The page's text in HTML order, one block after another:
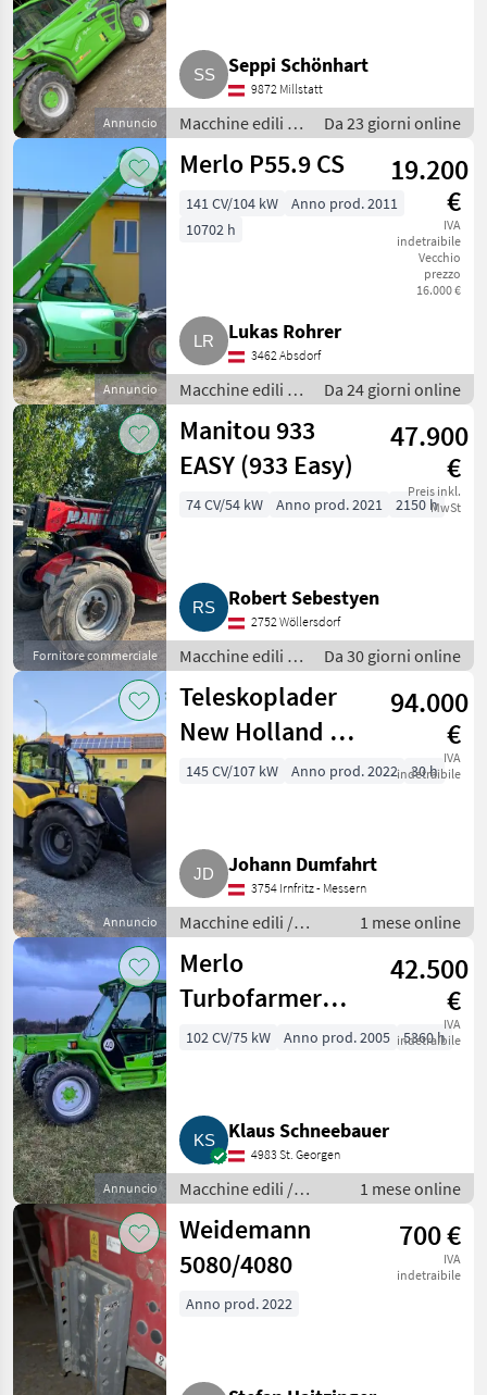
Annuncio
Seppi Schönhart
9872 Millstatt
Macchine edili /
Caricatori
telescopici
Da 23 giorni online
Annuncio
Merlo P55.9 CS
19.200
€
IVA
indetraibile
Vecchio
prezzo
16.000 €
141 CV/104 kW
Anno prod. 2011
10702 h
Lukas Rohrer
3462 Absdorf
Macchine edili /
Caricatori
telescopici
Da 24 giorni online
Fornitore commerciale
Manitou 933
EASY (933 Easy)
47.900
€
Preis inkl.
MwSt
74 CV/54 kW Anno prod. 2021 2150 h
Robert Sebestyen
2752 Wöllersdorf
Macchine edili /
Caricatori
telescopici
Da 30 giorni online
Annuncio
Teleskoplader
New Holland TH
7.37 ELITE
94.000
€
IVA
indetraibile
145 CV/107 kW Anno prod. 2022 30 h
Johann Dumfahrt
3754 Irnfritz - Messern
Macchine edili /
Caricatori telescopici
1 mese online
Annuncio
Merlo
Turbofarmer
P36.7
42.500
€
IVA
indetraibile
102 CV/75 kW Anno prod. 2005 5360 h
Klaus Schneebauer
4983 St. Georgen
Macchine edili /
Caricatori telescopici
1 mese online
Weidemann
5080/4080
700 €
IVA
indetraibile
Anno prod. 2022